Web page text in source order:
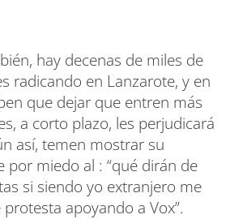
hay decenas de miles de
radicando en Lanzarote, y en
que dejar que entren más
a corto plazo, les perjudicará
así, temen mostrar su
por miedo al : “qué dirán de
si siendo yo extranjero me
apoyando a Vox”.